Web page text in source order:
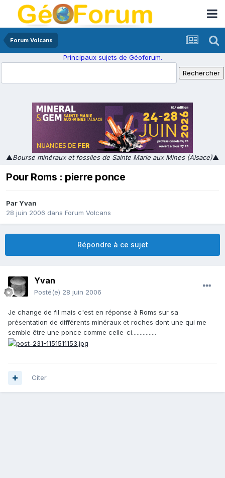
Forum Volcans
Principaux sujets de Géoforum.
▲Bourse minéraux et fossiles de Sainte Marie aux Mines (Alsace)▲
Pour Roms : pierre ponce
ParYvan
28 juin 2006 dans Forum Volcans
Répondre à ce sujet
Yvan
Posté(e) 28 juin 2006
Je change de fil mais c'est en réponse à Roms sur sa
présentation de différents minéraux et roches dont une qui me
semble être une ponce comme celle-ci................
Citer